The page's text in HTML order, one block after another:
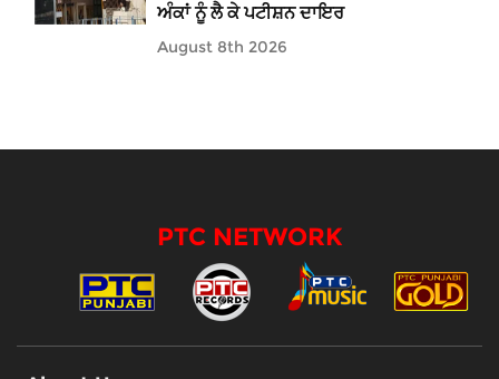
ਅੰਕਾਂ ਨੂੰ ਲੈ ਕੇ ਪਟੀਸ਼ਨ ਦਾਇਰ
August 8th 2026
PTC NETWORK